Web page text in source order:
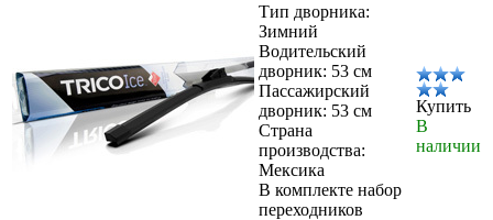
Тип дворника:
Зимний
Водительский
дворник: 53 см
Пассажирский
дворник: 53 см
Страна
производства:
Мексика
В комплекте набор
переходников
Купить
В
наличии